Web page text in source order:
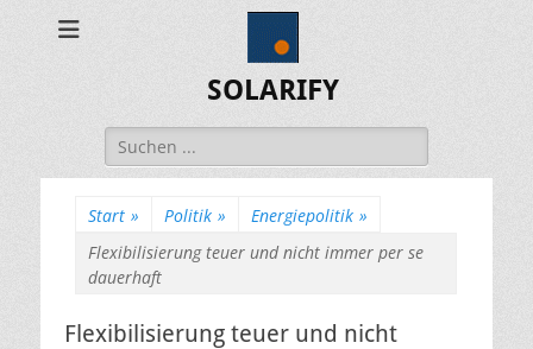
SOLARIFY
Suchen
nach:
Start » Politik » Energiepolitik »
Flexibilisierung teuer und nicht immer per se
dauerhaft
Flexibilisierung teuer und nicht